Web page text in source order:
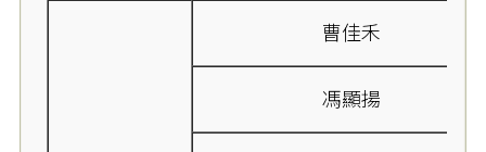
曹佳禾
馮顯揚